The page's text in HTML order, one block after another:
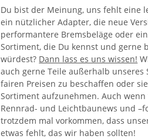
Du bist der Meinung, uns fehlt eine
ein nützlicher Adapter, die neue
performantere Bremsbeläge oder
Sortiment, die Du kennst und gerne
würdest? Dann lass es uns wissen!
auch gerne Teile außerhalb unseres
fairen Preisen zu beschaffen oder
Sortiment aufzunehmen. Auch wenn
Rennrad- und Leichtbaunews und
trotzdem mal vorkommen, dass
etwas fehlt, das wir haben sollten!